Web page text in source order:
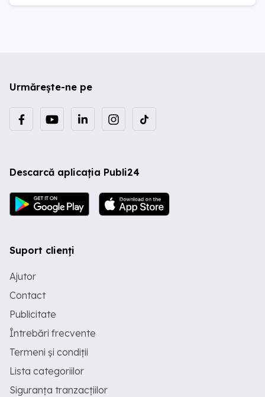
Urmărește-ne pe
Descarcă aplicația Publi24
Suport clienți
Ajutor
Contact
Publicitate
Întrebări frecvente
Termeni și condiții
Lista categoriilor
Siguranța tranzacțiilor